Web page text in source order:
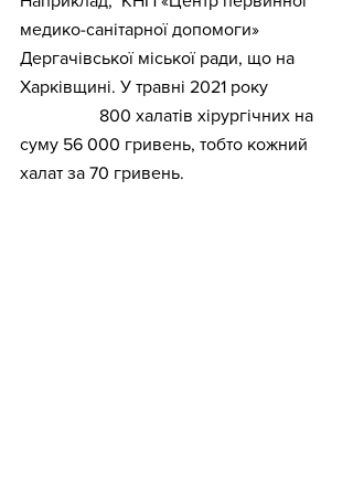
медико-санітарної допомоги»
Дергачівської міської ради, що на
Харківщині. У травні 2021 року
800 халатів хірургічних на
суму 56 000 гривень, тобто кожний
халат за 70 гривень.